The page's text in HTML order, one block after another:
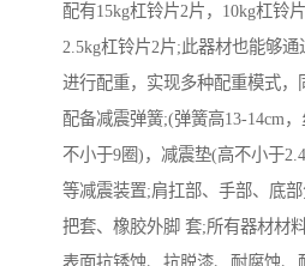
配有15kg杠铃片2片，10kg杠铃
2.5kg杠铃片2片;此器材也能够
进行配重，实现多种配重模式，
配备减震弹簧;(弹簧高13-14cm
不小于9圈)，减震垫(高不小于
等减震装置;肩扛部、手部、底
把套、橡胶外脚 套;所有器材材